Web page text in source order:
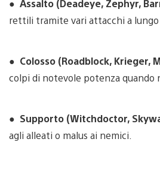
● Assalto (Deadeye, Zephyr,
rettili tramite vari attacchi a lungo
● Colosso (Roadblock, Krieger,
colpi di notevole potenza quando
● Supporto (Witchdoctor,
agli alleati o malus ai nemici.